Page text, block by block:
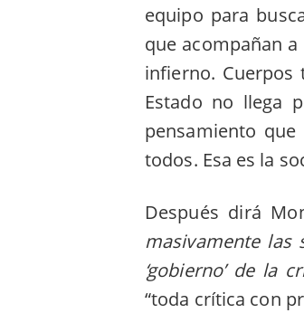
equipo para
que acompañan
infierno. Cuerpos
Estado no llega
pensamiento
todos. Esa es la
Después dirá
masivamente las
‘gobierno’ de la
“toda crítica con